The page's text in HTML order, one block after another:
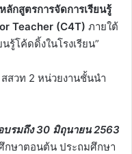
หลักสูตรการจัดการเรียนรู้
Teacher (C4T) ภายใต้
รู้โค้ดดิ้งในโรงเรียน”
สวท 2 หน่วยงานชั้นนำ
บรมถึง 30 มิถุนายน 2563
กษาตอนต้น ประถมศึกษา